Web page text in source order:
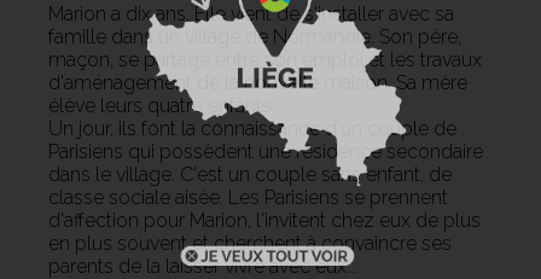
Marion a dix ans. Elle vient de s'installer avec sa
famille dans un village de Normandie. Son père,
maçon, se partage entre son emploi et les travaux
d'aménagement de la nouvelle maison. Sa mère
élève leurs quatre enfants.
Un jour, ils font la connaissance d'un couple de
Parisiens qui possèdent une résidence secondaire
dans le village. C'est un couple sans enfant, de
classe sociale aisée. Les Parisiens se prennent
d'affection pour Marion, l'invitent chez eux de plus
en plus souvent et cherchent à convaincre ses
parents de la laisser vivre avec eux...